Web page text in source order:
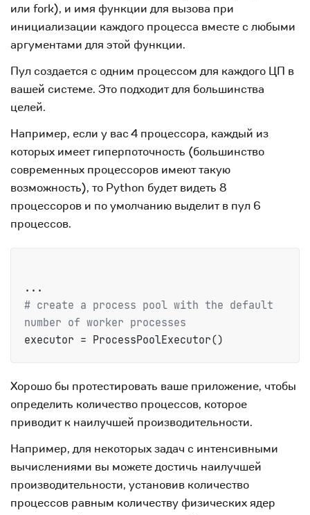
или fork), и имя функции для вызова при
инициализации каждого процесса вместе с любыми
аргументами для этой функции.
Пул создается с одним процессом для каждого ЦП в
вашей системе. Это подходит для большинства
целей.
Например, если у вас 4 процессора, каждый из
которых имеет гиперпоточность (большинство
современных процессоров имеют такую
возможность), то Python будет видеть 8
процессоров и по умолчанию выделит в пул 6
процессов.
# create a process pool with the default
number of worker processes
executor = ProcessPoolExecutor()
Хорошо бы протестировать ваше приложение, чтобы
определить количество процессов, которое
приводит к наилучшей производительности.
Например, для некоторых задач с интенсивными
вычислениями вы можете достичь наилучшей
производительности, установив количество
процессов равным количеству физических ядер